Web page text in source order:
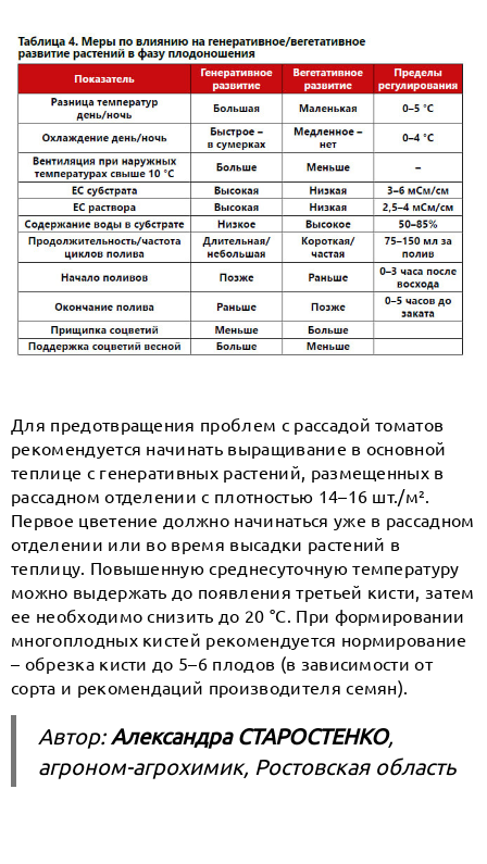
Для предотвращения проблем с рассадой томатов
рекомендуется начинать выращивание в основной
теплице с генеративных растений, размещенных в
рассадном отделении с плотностью 14–16 шт./м².
Первое цветение должно начинаться уже в рассадном
отделении или во время высадки растений в
теплицу. Повышенную среднесуточную температуру
можно выдержать до появления третьей кисти, затем
ее необходимо снизить до 20 °С. При формировании
многоплодных кистей рекомендуется нормирование
– обрезка кисти до 5–6 плодов (в зависимости от
сорта и рекомендаций производителя семян).
Автор:Александра СТАРОСТЕНКО,
агроном-агрохимик, Ростовская область